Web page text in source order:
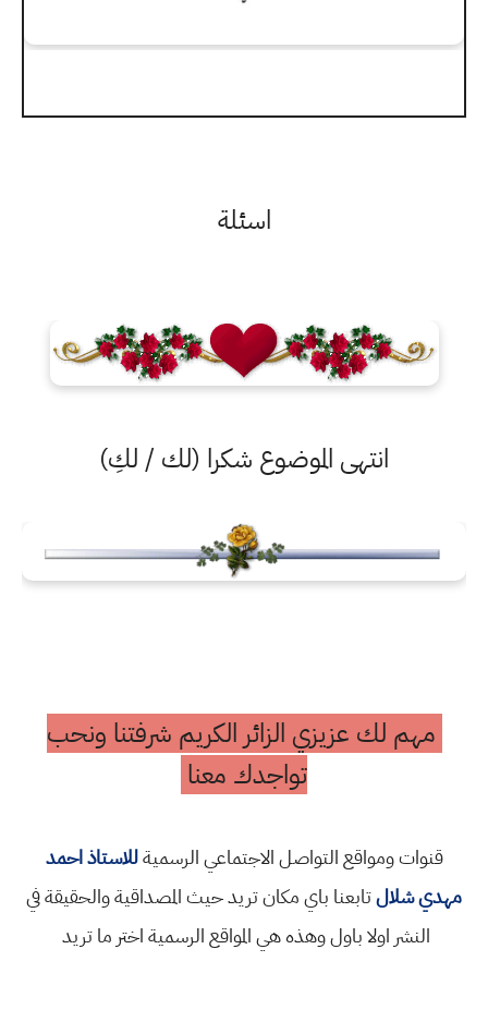
اسئلة
انتهى الموضوع شكرا (لك / لكِ)
مهم لك عزيزي الزائر الكريم شرفتنا ونحب
تواجدك معنا
قنوات ومواقع التواصل الاجتماعي الرسميةللاستاذ احمد
مهدي شلالتابعنا باي مكان تريد حيث المصداقية والحقيقة في
النشر اولا باول وهذه هي المواقع الرسمية اختر ما تريد